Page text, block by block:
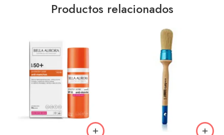
Productos relacionados